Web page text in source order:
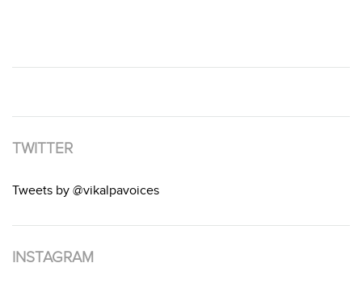
TWITTER
Tweets by @vikalpavoices
INSTAGRAM